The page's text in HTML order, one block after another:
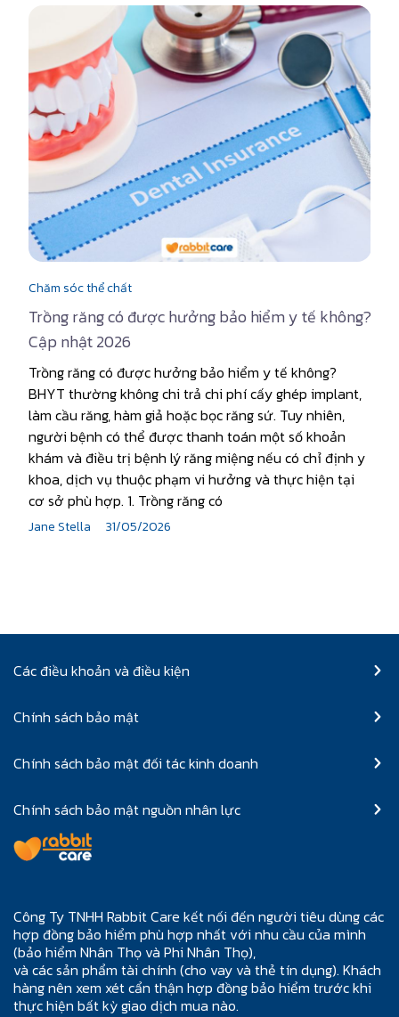
Chăm sóc thể chất
Trồng răng có được hưởng bảo hiểm y tế không?
Cập nhật 2026
Trồng răng có được hưởng bảo hiểm y tế không?
BHYT thường không chi trả chi phí cấy ghép implant,
làm cầu răng, hàm giả hoặc bọc răng sứ. Tuy nhiên,
người bệnh có thể được thanh toán một số khoản
khám và điều trị bệnh lý răng miệng nếu có chỉ định y
khoa, dịch vụ thuộc phạm vi hưởng và thực hiện tại
cơ sở phù hợp. 1. Trồng răng có
Jane Stella 31/05/2026
Các điều khoản và điều kiện
Chính sách bảo mật
Chính sách bảo mật đối tác kinh doanh
Chính sách bảo mật nguồn nhân lực
Công Ty TNHH Rabbit Care kết nối đến người tiêu dùng các
hợp đồng bảo hiểm phù hợp nhất với nhu cầu của mình
(bảo hiểm Nhân Thọ và Phi Nhân Thọ),
và các sản phẩm tài chính (cho vay và thẻ tín dụng). Khách
hàng nên xem xét cẩn thận hợp đồng bảo hiểm trước khi
thực hiện bất kỳ giao dịch mua nào.